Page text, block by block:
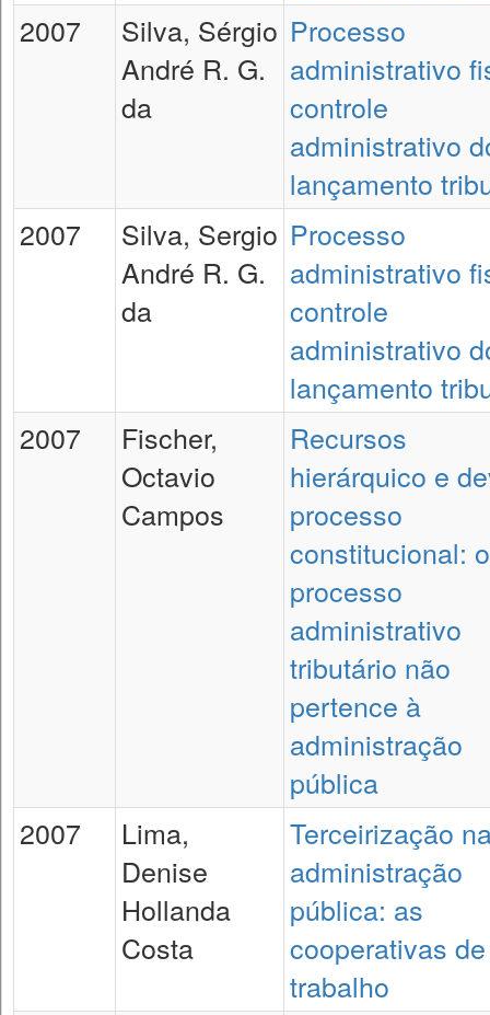
2007
Silva, Sérgio
André R. G.
da
Processo
administrativo
controle
administrativo
lançamento
2007
Silva, Sergio
André R. G.
da
Processo
administrativo
controle
administrativo
lançamento
2007
Fischer,
Octavio
Campos
Recursos
hierárquico e
processo
constitucional: o
processo
administrativo
tributário não
pertence à
administração
pública
2007
Lima,
Denise
Hollanda
Costa
Terceirização
administração
pública: as
cooperativas de
trabalho